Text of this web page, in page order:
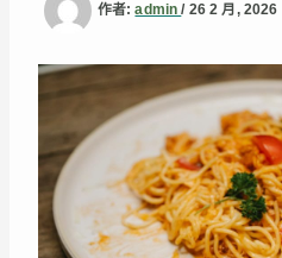
作者:admin/ 26 2 月, 2026